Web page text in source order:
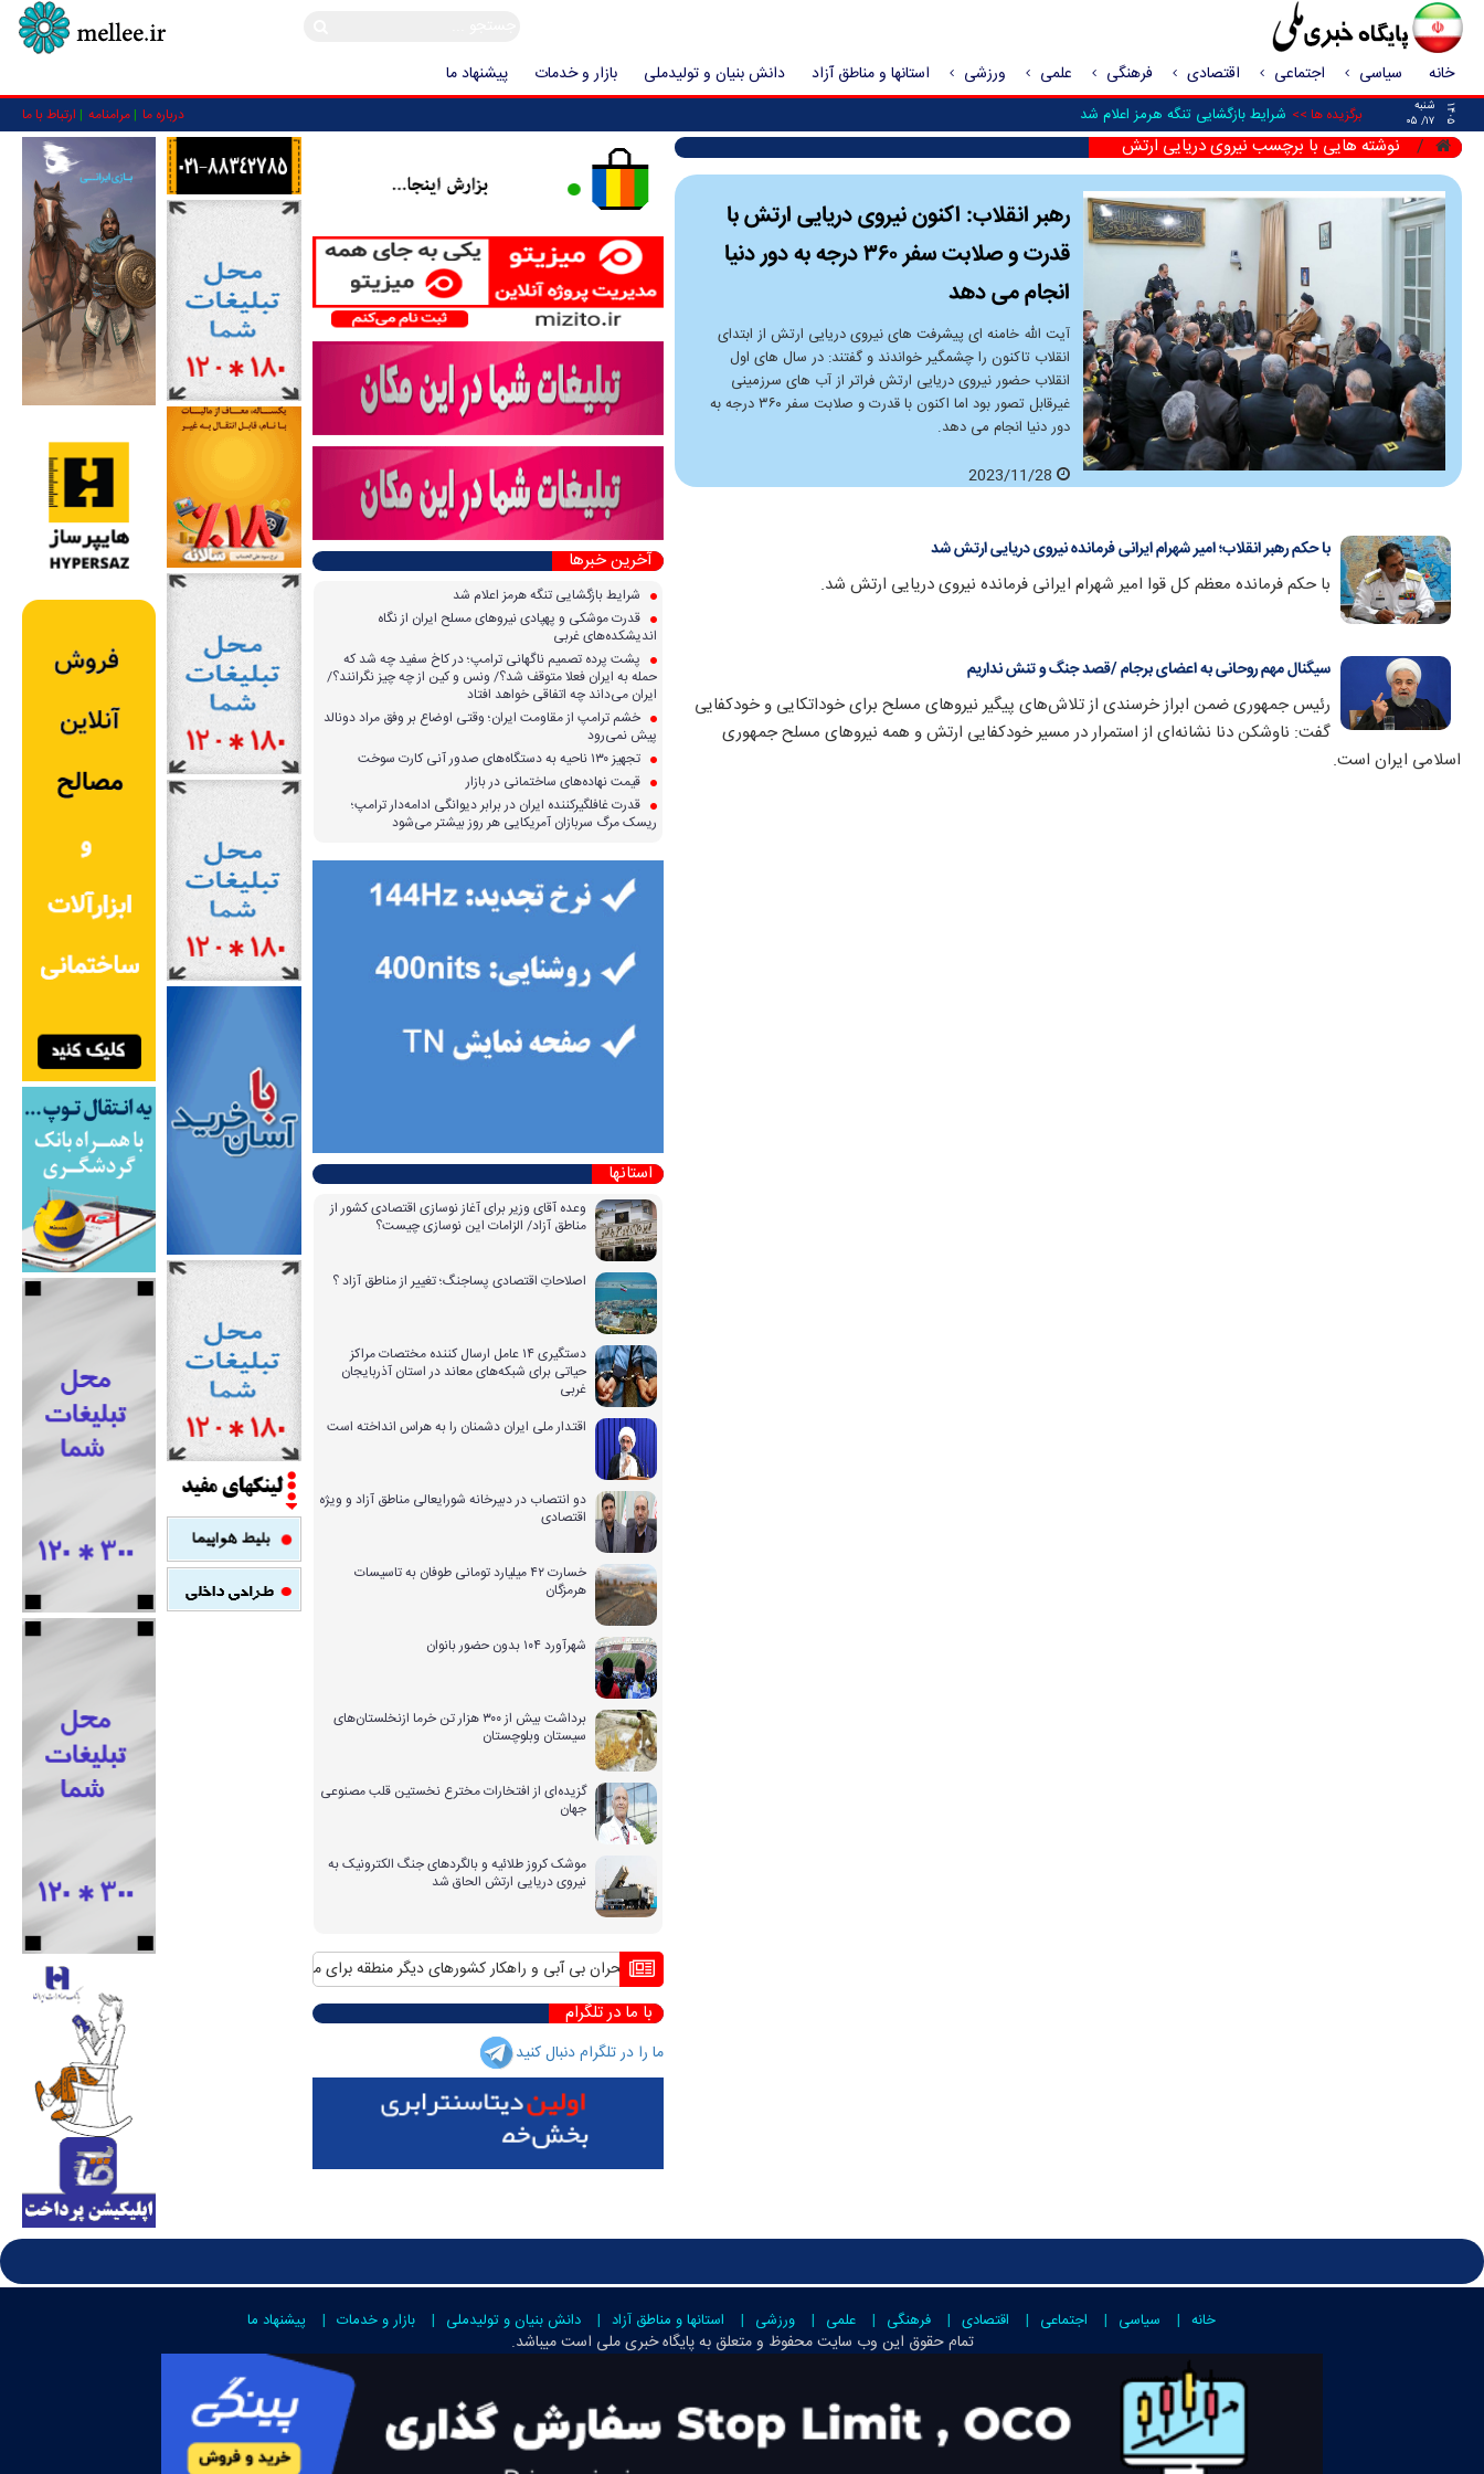
خانه سیاسی اجتماعی اقتصادی فرهنگی علمی ورزشی استانها و مناطق آزاد دانش بنیان و تولیدملی بازار و خدمات پیشنهاد ما
۱۴۰۵
شنبه
۱۷/ ۰۵
برگزیده ها >> شرایط بازگشایی تنگه هرمز اعلام شد درباره ما مرامنامه ارتباط با ما
نوشته هایی با برچسب نیروی دریایی ارتش
رهبر انقلاب: اکنون نیروی دریایی ارتش با
قدرت و صلابت سفر ۳۶۰ درجه به دور دنیا
انجام می دهد
آیت الله خامنه ای پیشرفت های نیروی دریایی ارتش از ابتدای
انقلاب تاکنون را چشمگیر خواندند و گفتند: در سال های اول
انقلاب حضور نیروی دریایی ارتش فراتر از آب های سرزمینی
غیرقابل تصور بود اما اکنون با قدرت و صلابت سفر ۳۶۰ درجه به
دور دنیا انجام می دهد.
2023/11/28
با حکم رهبر انقلاب؛ امیر شهرام ایرانی فرمانده نیروی دریایی ارتش شد
با حکم فرمانده معظم کل قوا امیر شهرام ایرانی فرمانده نیروی دریایی ارتش شد.
سیگنال مهم روحانی به اعضای برجام /قصد جنگ و تنش نداریم
رئیس جمهوری ضمن ابراز خرسندی از تلاش‌های پیگیر نیروهای مسلح برای خوداتکایی و خودکفایی
گفت: ناوشکن دنا نشانه‌ای از استمرار در مسیر خودکفایی ارتش و همه نیروهای مسلح جمهوری
اسلامی ایران است.
آخرین خبرها
شرایط بازگشایی تنگه هرمز اعلام شد
قدرت موشکی و پهپادی نیرو‌های مسلح ایران از نگاه
اندیشکده‌های غربی
پشت پرده تصمیم ناگهانی ترامپ؛ در کاخ سفید چه شد که
حمله به ایران فعلا متوقف شد؟/ ونس و کین از چه چیز نگرانند؟/
ایران می‌داند چه اتفاقی خواهد افتاد
خشم ترامپ از مقاومت ایران؛ وقتی اوضاع بر وفق مراد دونالد
پیش نمی‌رود
تجهیز ۱۳۰ ناحیه به دستگاه‌های صدور آنی کارت سوخت
قیمت نهاده‌های ساختمانی در بازار
قدرت غافلگیرکننده ایران در برابر دیوانگی ادامه‌دار ترامپ؛
ریسک مرگ سربازان آمریکایی هر روز بیشتر می‌شود
استانها
وعده آقای وزیر برای آغاز نوسازی اقتصادی کشور از
مناطق آزاد/ الزامات این نوسازی چیست؟
اصلاحاتِ اقتصادی پساجنگ؛ تغییر از مناطق آزاد ؟
دستگیری ۱۴ عامل ارسال کننده مختصات مراکز
حیاتی برای شبکه‌های معاند در استان آذربایجان
غربی
اقتدار ملی ایران دشمنان را به هراس انداخته است
دو انتصاب در دبیرخانه شورایعالی مناطق آزاد و ویژه
اقتصادی
خسارت ۴۲ میلیارد تومانی طوفان به تاسیسات
هرمزگان
شهرآورد ۱۰۴ بدون حضور بانوان
برداشت بیش از ۳۰۰ هزار تن خرما ازنخلستان‌های
سیستان وبلوچستان
گزیده‌ای از افتخارات مخترع نخستین قلب مصنوعی
جهان
موشک کروز طلائیه و بالگردهای جنگ الکترونیک به
نیروی دریایی ارتش الحاق شد
بحران بی آبی و راهکار کشورهای دیگر منطقه برای مواجهه با آن منافع پایدار ایران در شانگهای چیست؟
با ما در تلگرام
ما را در تلگرام دنبال کنید
خانه سیاسی اجتماعی اقتصادی فرهنگی علمی ورزشی استانها و مناطق آزاد دانش بنیان و تولیدملی بازار و خدمات پیشنهاد ما
تمام حقوق این وب سایت محفوظ و متعلق بهپایگاه خبری ملی استمیباشد.